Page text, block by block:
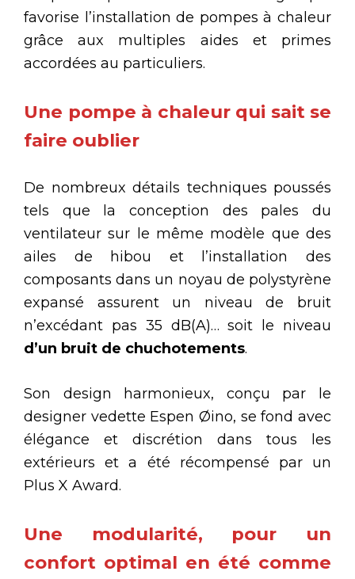
favorise l’installation de pompes à chaleur
grâce aux multiples aides et primes
accordées au particuliers.
Une pompe à chaleur qui sait se
faire oublier
De nombreux détails techniques poussés
tels que la conception des pales du
ventilateur sur le même modèle que des
ailes de hibou et l’installation des
composants dans un noyau de polystyrène
expansé assurent un niveau de bruit
n’excédant pas 35 dB(A)… soit le niveau
d’un bruit de chuchotements.
Son design harmonieux, conçu par le
designer vedette Espen Øino, se fond avec
élégance et discrétion dans tous les
extérieurs et a été récompensé par un
Plus X Award.
Une modularité, pour un
confort optimal en été comme